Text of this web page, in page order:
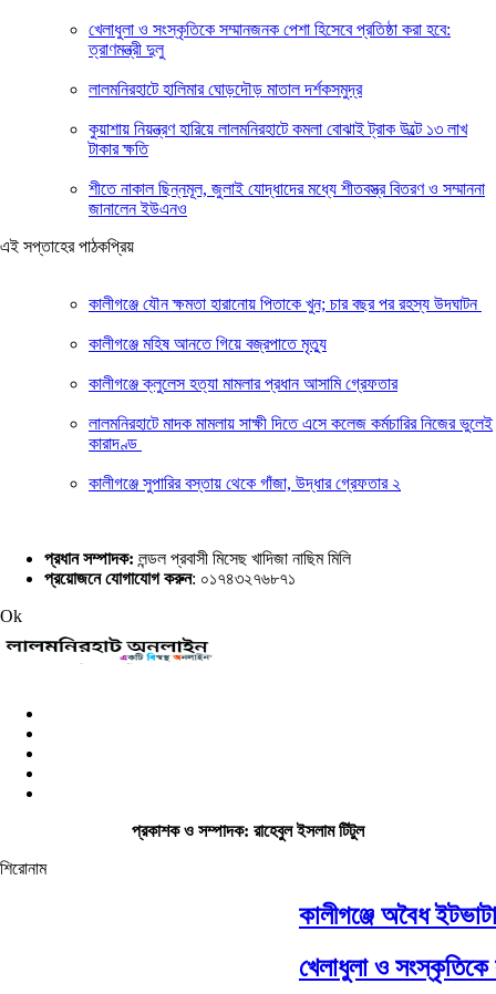
খেলাধুলা ও সংস্কৃতিকে সম্মানজনক পেশা হিসেবে প্রতিষ্ঠা করা হবে:
ত্রাণমন্ত্রী দুলু
লালমনিরহাটে হালিমার ঘোড়দৌড় মাতাল দর্শকসমুদ্র
কুয়াশায় নিয়ন্ত্রণ হারিয়ে লালমনিরহাটে কমলা বোঝাই ট্রাক উল্টে ১৩ লাখ
টাকার ক্ষতি
শীতে নাকাল ছিন্নমূল, জুলাই যোদ্ধাদের মধ্যে শীতবস্ত্র বিতরণ ও সম্মাননা
জানালেন ইউএনও
এই সপ্তাহের পাঠকপ্রিয়
কালীগঞ্জে যৌন ক্ষমতা হারানোয় পিতাকে খুন; চার বছর পর রহস্য উদঘাটন
কালীগঞ্জে মহিষ আনতে গিয়ে বজ্রপাতে মৃত্যু
কালীগঞ্জে ক্লুলেস হত্যা মামলার প্রধান আসামি গ্রেফতার
লালমনিরহাটে মাদক মামলায় সাক্ষী দিতে এসে কলেজ কর্মচারির নিজের ভুলেই
কারাদণ্ড
কালীগঞ্জে সুপারির বস্তায় থেকে গাঁজা, উদ্ধার গ্রেফতার ২
প্রধান সম্পাদক: লন্ডল প্রবাসী মিসেছ খাদিজা নাছিম মিলি
প্রয়োজনে যোগাযোগ করুন: ০১৭৪৩২৭৬৮৭১
Ok
প্রকাশক ও সম্পাদক: রাহেবুল ইসলাম টিটুল
শিরোনাম
কালীগঞ্জে অবৈধ
খেলাধুলা ও সংস্কৃতিকে